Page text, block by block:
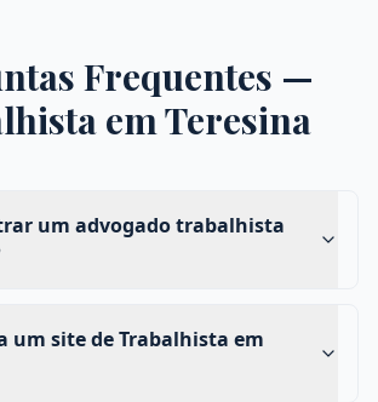
Frequentes —
emTeresina
um advogado trabalhista
um site de Trabalhista em